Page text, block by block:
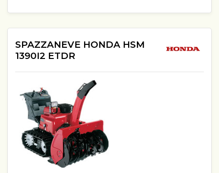
SPAZZANEVE HONDA HSM
1390I2 ETDR